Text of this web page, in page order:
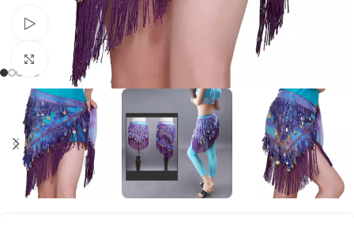
Voir la vidéo
Cliquez pour agrandir